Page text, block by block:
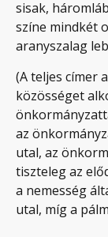
sisak,
színe mindkét
aranyszalag
(A teljes címer
közösséget
az
utal, az
tiszteleg az
a nemesség
utal, míg a